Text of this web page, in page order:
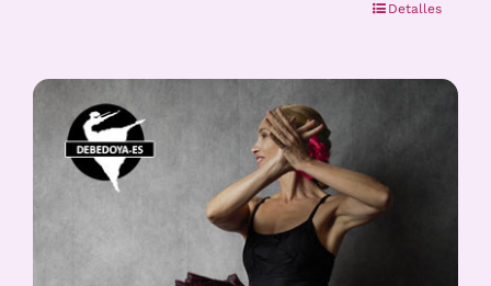
Detalles